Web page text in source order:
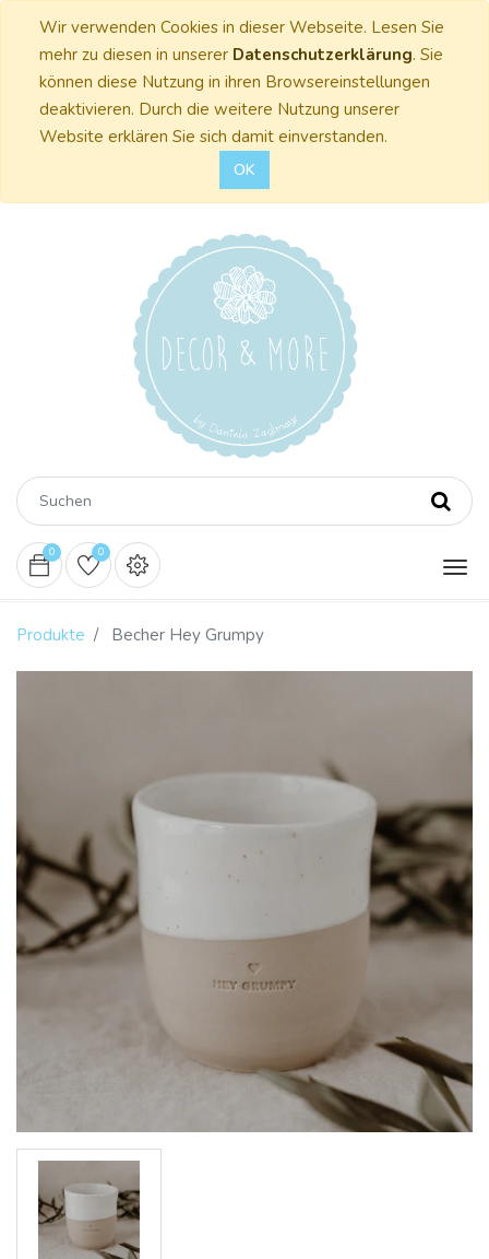
Wir verwenden Cookies in dieser Webseite. Lesen Sie
mehr zu diesen in unserer Datenschutzerklärung. Sie
können diese Nutzung in ihren Browsereinstellungen
deaktivieren. Durch die weitere Nutzung unserer
Website erklären Sie sich damit einverstanden.
OK
0 0
Produkte Becher Hey Grumpy